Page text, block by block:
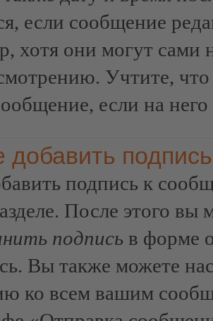
если сообщение
хотя они могут сами
Учтите,
если на
добавить
подпись к
После этого
подпись в форме
Вы также можете
ко всем вашим